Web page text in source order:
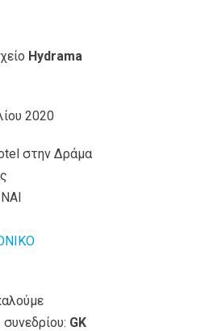
Hydrama
2020
στην Δράμα
ΝΑΙ
GK